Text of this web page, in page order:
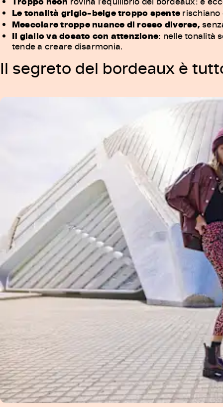
Le tonalità grigio-beige troppo spente rischiano
Mescolare troppe nuance di rosso diverse,
Il giallo va dosato con attenzione: nelle tonalità
tende a creare disarmonia.
Il segreto del bordeaux è